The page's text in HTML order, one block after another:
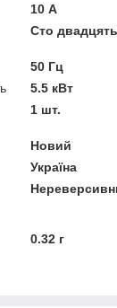
10 А
Сто
50 Гц
5.5 кВт
1 шт.
Новий
Україна
0.32 г